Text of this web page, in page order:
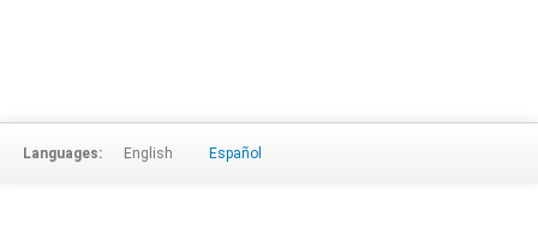
Languages: English Español